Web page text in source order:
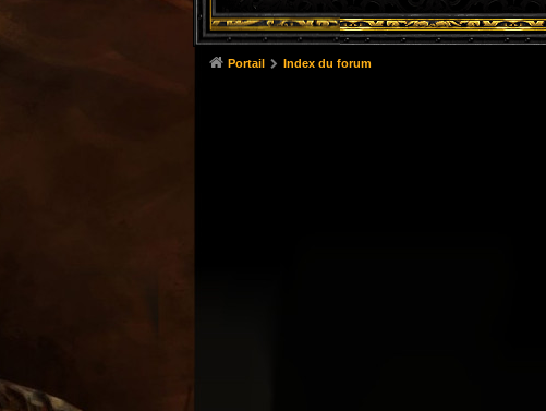
Portail Index du forum